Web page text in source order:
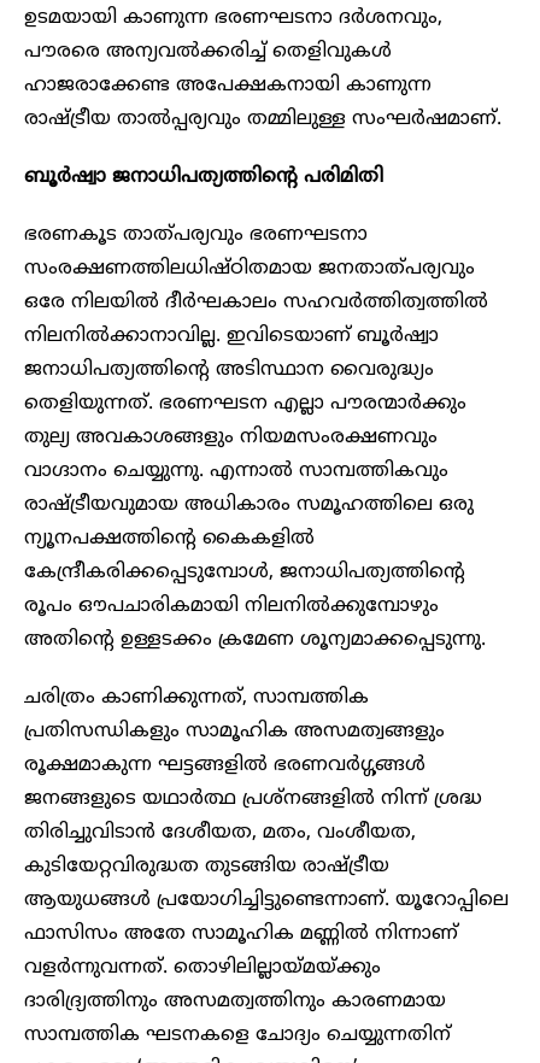
ഉടമയായി കാണുന്ന ഭരണഘടനാ ദർശനവും,
പൗരരെ അന്യവൽക്കരിച്ച് തെളിവുകൾ
ഹാജരാക്കേണ്ട അപേക്ഷകനായി കാണുന്ന
രാഷ്ട്രീയ താൽപ്പര്യവും തമ്മിലുള്ള സംഘർഷമാണ്.
ബൂർഷ്വാ ജനാധിപത്യത്തിന്റെ പരിമിതി
ഭരണകൂട താത്പര്യവും ഭരണഘടനാ
സംരക്ഷണത്തിലധിഷ്ഠിതമായ ജനതാത്പര്യവും
ഒരേ നിലയിൽ ദീർഘകാലം സഹവർത്തിത്വത്തിൽ
നിലനിൽക്കാനാവില്ല. ഇവിടെയാണ് ബൂർഷ്വാ
ജനാധിപത്യത്തിന്റെ അടിസ്ഥാന വൈരുദ്ധ്യം
തെളിയുന്നത്. ഭരണഘടന എല്ലാ പൗരന്മാർക്കും
തുല്യ അവകാശങ്ങളും നിയമസംരക്ഷണവും
വാഗ്ദാനം ചെയ്യുന്നു. എന്നാൽ സാമ്പത്തികവും
രാഷ്ട്രീയവുമായ അധികാരം സമൂഹത്തിലെ ഒരു
ന്യൂനപക്ഷത്തിന്റെ കൈകളിൽ
കേന്ദ്രീകരിക്കപ്പെടുമ്പോൾ, ജനാധിപത്യത്തിന്റെ
രൂപം ഔപചാരികമായി നിലനിൽക്കുമ്പോഴും
അതിന്റെ ഉള്ളടക്കം ക്രമേണ ശൂന്യമാക്കപ്പെടുന്നു.
ചരിത്രം കാണിക്കുന്നത്, സാമ്പത്തിക
പ്രതിസന്ധികളും സാമൂഹിക അസമത്വങ്ങളും
രൂക്ഷമാകുന്ന ഘട്ടങ്ങളിൽ ഭരണവർഗ്ഗങ്ങൾ
ജനങ്ങളുടെ യഥാർത്ഥ പ്രശ്നങ്ങളിൽ നിന്ന് ശ്രദ്ധ
തിരിച്ചുവിടാൻ ദേശീയത, മതം, വംശീയത,
കുടിയേറ്റവിരുദ്ധത തുടങ്ങിയ രാഷ്ട്രീയ
ആയുധങ്ങൾ പ്രയോഗിച്ചിട്ടുണ്ടെന്നാണ്. യൂറോപ്പിലെ
ഫാസിസം അതേ സാമൂഹിക മണ്ണിൽ നിന്നാണ്
വളർന്നുവന്നത്. തൊഴിലില്ലായ്മയ്ക്കും
ദാരിദ്ര്യത്തിനും അസമത്വത്തിനും കാരണമായ
സാമ്പത്തിക ഘടനകളെ ചോദ്യം ചെയ്യുന്നതിന്